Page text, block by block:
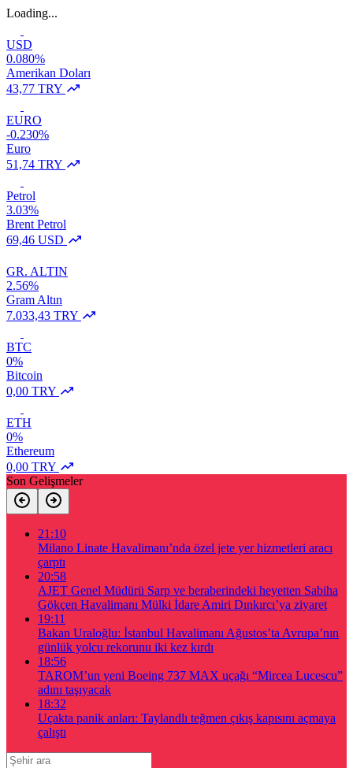
Loading...
USD
0.080%
Amerikan Doları
43,77 TRY
EURO
-0.230%
Euro
51,74 TRY
Petrol
3.03%
Brent Petrol
69,46 USD
GR. ALTIN
2.56%
Gram Altın
7.033,43 TRY
BTC
0%
Bitcoin
0,00 TRY
ETH
0%
Ethereum
0,00 TRY
Son Gelişmeler
21:10
Milano Linate Havalimanı’nda özel jete yer hizmetleri aracı
çarptı
20:58
AJET Genel Müdürü Sarp ve beraberindeki heyetten Sabiha
Gökçen Havalimanı Mülki İdare Amiri Dınkırcı’ya ziyaret
19:11
Bakan Uraloğlu: İstanbul Havalimanı Ağustos’ta Avrupa’nın
günlük yolcu rekorunu iki kez kırdı
18:56
TAROM’un yeni Boeing 737 MAX uçağı “Mircea Lucescu”
adını taşıyacak
18:32
Uçakta panik anları: Taylandlı teğmen çıkış kapısını açmaya
çalıştı